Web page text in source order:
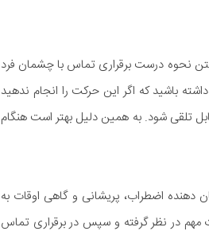
نحوه درست برقراری تماس با چشمان فرد
باشید که اگر این حرکت را انجام ندهید
تلقی شود. به همین دلیل بهتر است هنگام
دهنده اضطراب، پریشانی و گاهی اوقات به
در نظر گرفته و سپس در برقراری تماس